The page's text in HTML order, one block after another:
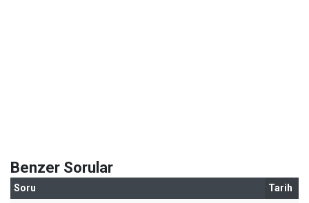
Benzer Sorular
Soru Tarih